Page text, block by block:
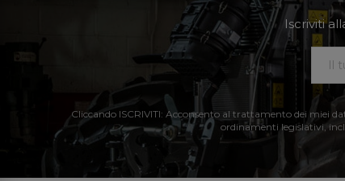
Iscriviti
Cliccando ISCRIVITI: Acconsento al trattamento dei miei
ordinamenti legislativi,